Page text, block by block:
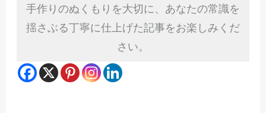
手作りのぬくもりを大切に、あなたの常識を
揺さぶる丁寧に仕上げた記事をお楽しみくだ
さい。